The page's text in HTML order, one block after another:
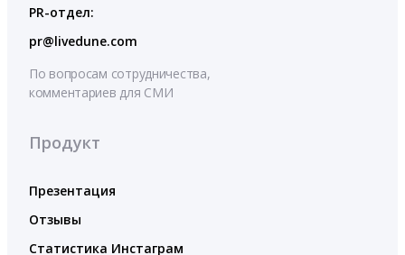
PR-отдел:
pr@livedune.com
По вопросам сотрудничества,
комментариев для СМИ
Продукт
Презентация
Отзывы
Статистика Инстаграм